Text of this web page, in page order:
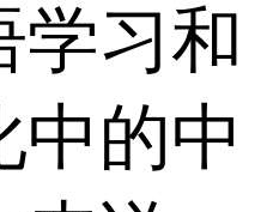
学习和
中的中